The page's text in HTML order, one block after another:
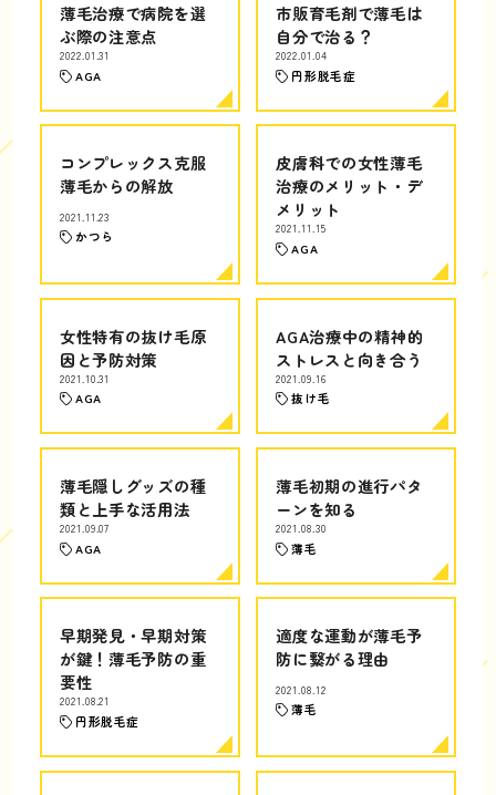
薄毛治療で病院を選
ぶ際の注意点
2022.01.31
AGA
市販育毛剤で薄毛は
自分で治る？
2022.01.04
円形脱毛症
コンプレックス克服
薄毛からの解放
2021.11.23
かつら
皮膚科での女性薄毛
治療のメリット・デ
メリット
2021.11.15
AGA
女性特有の抜け毛原
因と予防対策
2021.10.31
AGA
AGA治療中の精神的
ストレスと向き合う
2021.09.16
抜け毛
薄毛隠しグッズの種
類と上手な活用法
2021.09.07
AGA
薄毛初期の進行パタ
ーンを知る
2021.08.30
薄毛
早期発見・早期対策
が鍵！薄毛予防の重
要性
2021.08.21
円形脱毛症
適度な運動が薄毛予
防に繋がる理由
2021.08.12
薄毛